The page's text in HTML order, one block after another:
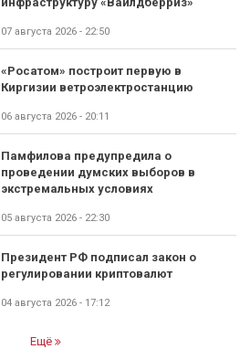
07 августа 2026 - 22:50
«Росатом» построит первую в
Киргизии ветроэлектростанцию
06 августа 2026 - 20:11
Памфилова предупредила о
проведении думских выборов в
экстремальных условиях
05 августа 2026 - 22:30
Президент РФ подписал закон о
регулировании криптовалют
04 августа 2026 - 17:12
Ещё